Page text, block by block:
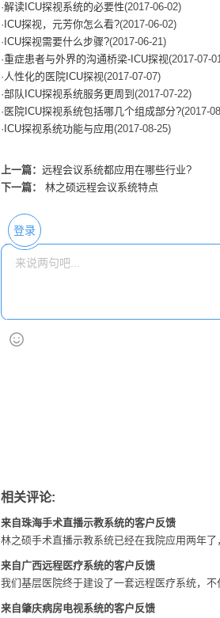
·解读ICU探视系统的必要性(2017-06-02)
· ICU探视，元芳你怎么看?(2017-06-02)
· ICU探视需要什么步骤?(2017-06-21)
·重症患者与外界的沟通桥梁-ICU探视(2017-07-
·人性化的医院ICU探视(2017-07-07)
·部队ICU探视系统服务更周到 (2017-07-22)
· 医院ICU探视系统包括哪几个组成部分?(2017-
· ICU探视系统功能与应用(2017-08-25)
上一篇： 远程会议系统都应用在哪些行业?
下一篇：
林之硕远程会议系统特点
登录
相关评论:
来自珠海手术直播示教系统的客户反馈
林之硕手术直播示教系统已经在我院应用两年
来自广西远程医疗系统的客户反馈
我们基层医院终于建设了一套远程医疗系统，
来自肇庆病房电视系统的客户反馈